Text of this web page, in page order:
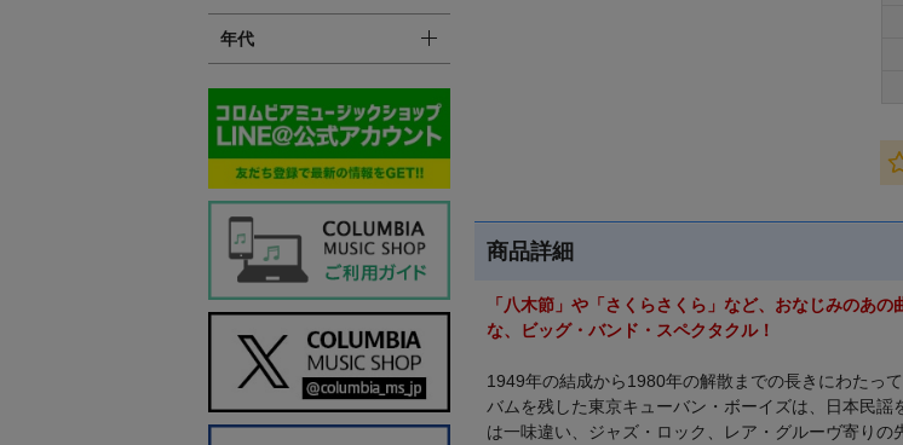
商品詳細
「八木節」や「さくらさくら」など、おなじみのあ
な、ビッグ・バンド・スペクタクル！
1949年の結成から1980年の解散までの長きにわたっ
バムを残した東京キューバン・ボーイズは、日本民
は一味違い、ジャズ・ロック、レア・グルーヴ寄り
年代